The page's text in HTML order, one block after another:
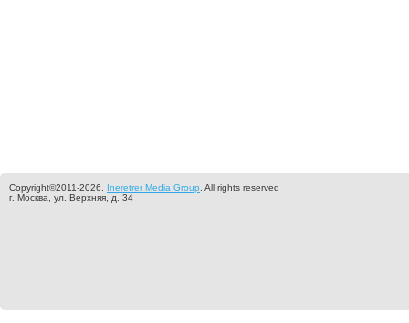
Copyright©2011-2026. Ineretrer Media Group. All rights reserved
г. Москва, ул. Верхняя, д. 34